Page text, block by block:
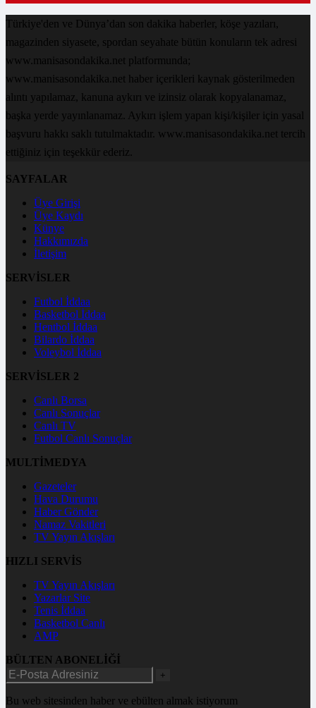
Türkiye'den ve Dünya’dan son dakika haberler, köşe yazıları,
magazinden siyasete, spordan seyahate bütün konuların tek adresi
www.manisasondakika.net platformunda;
www.manisasondakika.net haber içerikleri kaynak gösterilmeden
alıntı yapılamaz, kanuna aykırı ve izinsiz olarak kopyalanamaz,
başka yerde yayınlanamaz. Aykırı işlem yapan kişi/kişiler için yasal
başvuru hakkı saklı tutulmaktadır. www.manisasondakika.net tercih
ettiğiniz için teşekkür ederiz.
SAYFALAR
Üye Girişi
Üye Kaydı
Künye
Hakkımızda
İletişim
SERVİSLER
Futbol İddaa
Basketbol İddaa
Hentbol İddaa
Bilardo İddaa
Voleybol İddaa
SERVİSLER 2
Canlı Borsa
Canlı Sonuçlar
Canlı TV
Futbol Canlı Sonuçlar
MULTİMEDYA
Gazeteler
Hava Durumu
Haber Gönder
Namaz Vakitleri
TV Yayın Akışları
HIZLI SERVİS
TV Yayın Akışları
Yazarlar Site
Tenis İddaa
Basketbol Canlı
AMP
BÜLTEN ABONELİĞİ
+
Bu web sitesinden haber ve ebülten almak istiyorum